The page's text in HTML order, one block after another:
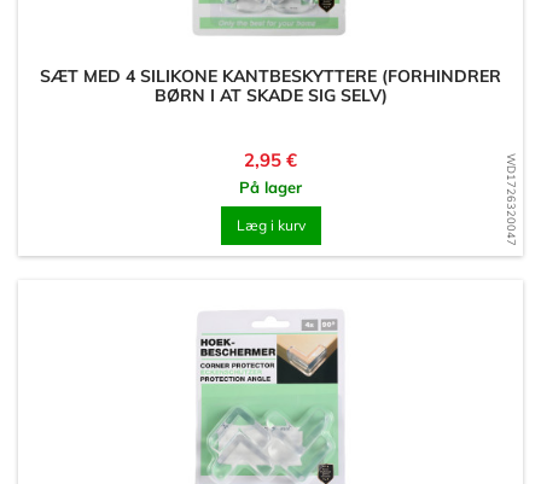
WD1726320047
SÆT MED 4 SILIKONE KANTBESKYTTERE (FORHINDRER
BØRN I AT SKADE SIG SELV)
Pris
2,95 €
På lager
Læg i kurv